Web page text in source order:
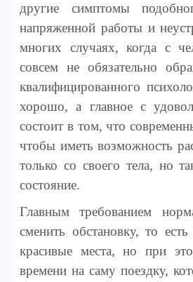
другие симптомы
напряженной работы и
многих случаях, когда с
совсем не обязательно
квалифицированного
хорошо, а главное с
состоит в том, что
чтобы иметь возможность
только со своего тела, но
состояние.
Главным требованием
сменить обстановку, то
красивые места, но при
времени на саму поездку,